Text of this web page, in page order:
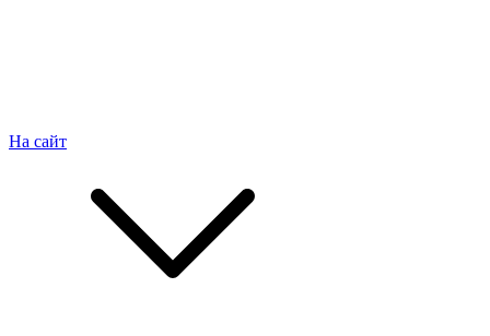
На сайт